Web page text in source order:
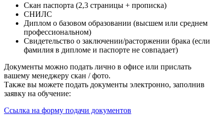
Скан паспорта (2,3 страницы + прописка)
СНИЛС
Диплом о базовом образовании (высшем или среднем
профессиональном)
Свидетельство о заключении/расторжении брака (если
фамилия в дипломе и паспорте не совпадает)
Документы можно подать лично в офисе или прислать
вашему менеджеру скан / фото.
Также вы можете подать документы электронно, заполнив
заявку на обучение:
Ссылка на форму подачи документов